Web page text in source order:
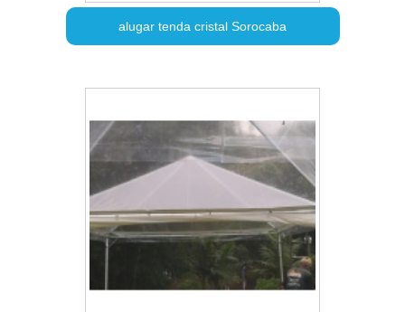
alugar tenda cristal Sorocaba